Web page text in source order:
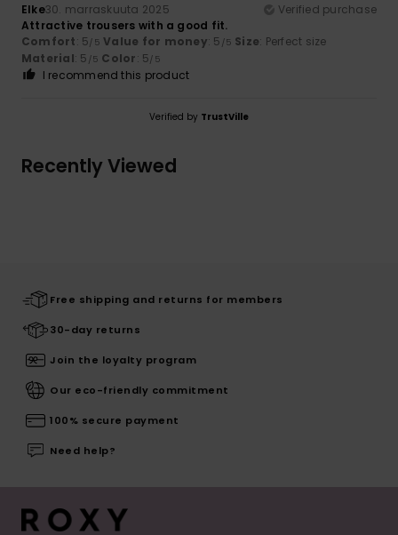
Elke30. marraskuuta 2025
Verified purchase
Attractive trousers with a good fit.
Comfort: 5/5 Value for money: 5 /5 Size: Perfect size
Material: 5 /5 Color: 5/5
I recommend this product
Verified by TrustVille
Recently Viewed
Free shipping and returns for members
30-day returns
Join the loyalty program
Our eco-friendly commitment
100% secure payment
Need help?